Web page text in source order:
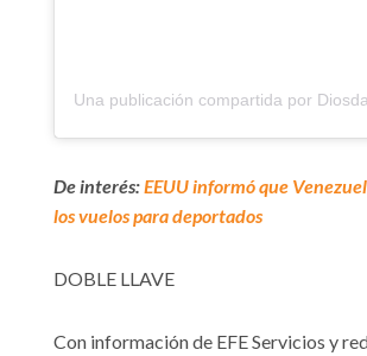
De interés:EEUU informó que
los vuelos para deportados
DOBLE LLAVE
Con información de EFE Servicios y